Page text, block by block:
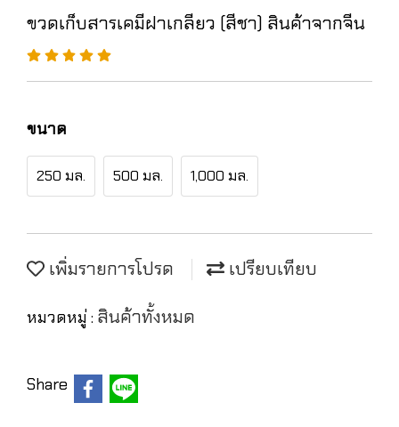
ขวดเก็บสารเคมีฝาเกลียว (สีชา) สินค้าจากจีน
ขนาด
250 มล. 500 มล. 1,000 มล.
เพิ่มรายการโปรด เปรียบเทียบ
หมวดหมู่ : สินค้าทั้งหมด
Share